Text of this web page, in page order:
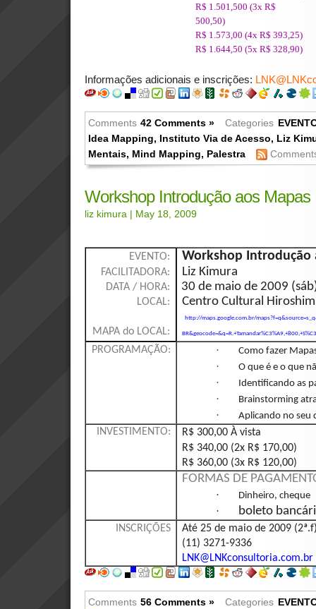
R$ 1.501,500 (3x R$
500,50)
R$ 1.573,00 (4x R$ 393,25)
R$ 1.644,50 (5x R$ 328,90)
Informações adicionais e inscrições:
Comments 42 Comments » Categories
Idea Mapping, Instituto Via de Acesso, Liz
Mentais, Mind Mapping, Palestra
Workshop Introdução aos
liz kimura | May 18, 2009
EVENTO:
FACILITADORA:
DATA / HORA:
LOCAL:
MAPA do LOCAL:
Workshop Introdução
Liz Kimura
30 de maio de 2009
Centro Cultural
http://maps.google.com.br/
PROGRAMAÇÃO: · Como fazer
· O que é e o que
· Identificando as
· Brainstorming
·
Aplicando no seu
INVESTIMENTO:
R$ 300,00 À vista
R$ 340,00 (2x R$ 170,00)
R$ 360,00 (3x R$ 120,00)
FORMAS DE
· Dinheiro, cheque
· boleto
INSCRIÇÕES
Até 25 de maio de 2009
(11) 3271-9336
LNK@LNKconsultoria.com.br
Comments 56 Comments » Categories